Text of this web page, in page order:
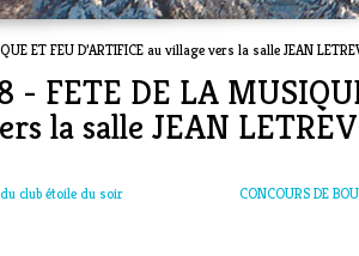
ET FEU D’ARTIFICE au village vers la salle JEAN
- FETE DE LA
la salle JEAN
du club étoile du soir CONCOURS DE